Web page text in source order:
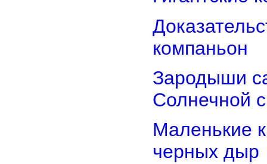
компаньон
Зародыши
Солнечной
Маленькие
черных дыр